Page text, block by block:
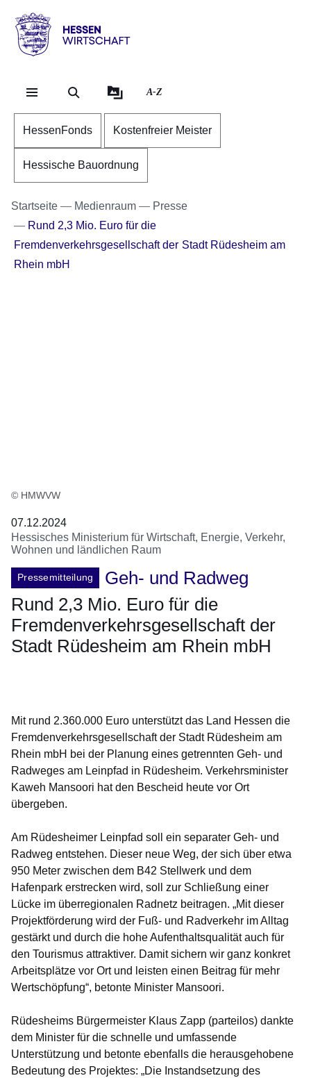
Hessen
Wirtschaft
A-Z
HessenFonds Kostenfreier Meister
Hessische Bauordnung
Startseite Medienraum
Presse
Rund 2,3 Mio. Euro für die
Fremdenverkehrsgesellschaft der Stadt Rüdesheim am
Rhein mbH
© HMWVW
07.12.2024
Hessisches Ministerium für Wirtschaft, Energie, Verkehr,
Wohnen und ländlichen Raum
Pressemitteilung
Geh- und Radweg
Rund 2,3 Mio. Euro für die
Fremdenverkehrsgesellschaft der
Stadt Rüdesheim am Rhein mbH
Mit rund 2.360.000 Euro unterstützt das Land Hessen die
Fremdenverkehrsgesellschaft der Stadt Rüdesheim am
Rhein mbH bei der Planung eines getrennten Geh- und
Radweges am Leinpfad in Rüdesheim. Verkehrsminister
Kaweh Mansoori hat den Bescheid heute vor Ort
übergeben.
Am Rüdesheimer Leinpfad soll ein separater Geh- und
Radweg entstehen. Dieser neue Weg, der sich über etwa
950 Meter zwischen dem B42 Stellwerk und dem
Hafenpark erstrecken wird, soll zur Schließung einer
Lücke im überregionalen Radnetz beitragen. „Mit dieser
Projektförderung wird der Fuß- und Radverkehr im Alltag
gestärkt und durch die hohe Aufenthaltsqualität auch für
den Tourismus attraktiver. Damit sichern wir ganz konkret
Arbeitsplätze vor Ort und leisten einen Beitrag für mehr
Wertschöpfung“, betonte Minister Mansoori.
Rüdesheims Bürgermeister Klaus Zapp (parteilos) dankte
dem Minister für die schnelle und umfassende
Unterstützung und betonte ebenfalls die herausgehobene
Bedeutung des Projektes: „Die Instandsetzung des